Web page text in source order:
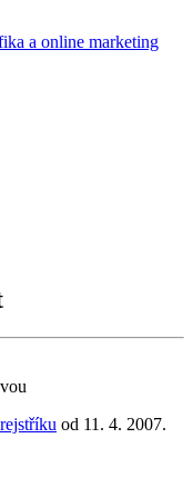
od 11. 4. 2007.